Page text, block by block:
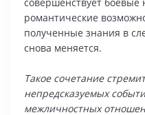
романтические
полученные знания в
снова меняется.
Такое сочетание
непредсказуемых
межличностных